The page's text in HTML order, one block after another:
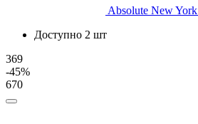
Absolute New York
Доступно 2 шт
369
-45%
670